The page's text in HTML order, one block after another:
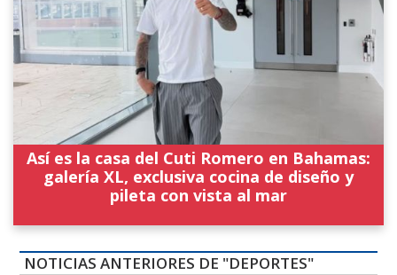
Así es la casa del Cuti Romero en Bahamas:
galería XL, exclusiva cocina de diseño y
pileta con vista al mar
NOTICIAS ANTERIORES DE "DEPORTES"